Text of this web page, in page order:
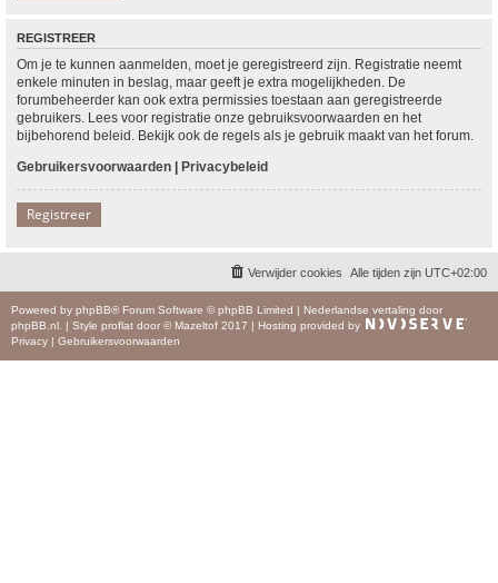
REGISTREER
Om je te kunnen aanmelden, moet je geregistreerd zijn. Registratie neemt
enkele minuten in beslag, maar geeft je extra mogelijkheden. De
forumbeheerder kan ook extra permissies toestaan aan geregistreerde
gebruikers. Lees voor registratie onze gebruiksvoorwaarden en het
bijbehorend beleid. Bekijk ook de regels als je gebruik maakt van het forum.
Gebruikersvoorwaarden | Privacybeleid
Registreer
Alle tijden zijn UTC+02:00
Verwijder cookies
Powered by phpBB® Forum Software © phpBB Limited | Nederlandse vertaling door
phpBB.nl
| Style proflat door © Mazeltof 2017 | Hosting provided by
Privacy | Gebruikersvoorwaarden